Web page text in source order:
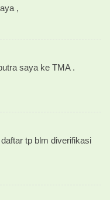
,
saya ke TMA .
tp blm diverifikasi